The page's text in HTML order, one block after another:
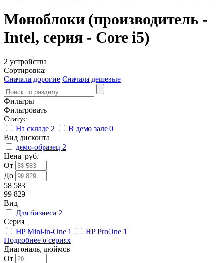
Моноблоки (производитель -
Intel, серия - Core i5)
2 устройства
Сортировка:
Сначала дорогие Сначала дешевые
Фильтры
Фильтровать
Статус
На складе 2 В демо зале 0
Вид дисконта
демо-образец 2
Цена, руб.
От
До
58 583
99 829
Вид
Для бизнеса 2
Серия
HP Mini-in-One 1 HP ProOne 1
Подробнее о сериях
Диагональ, дюймов
От